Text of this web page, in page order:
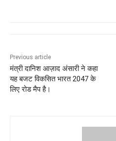
o
o
k
p
p
n
Previous article
मंत्री दानिश आज़ाद अंसारी ने कहा
यह बजट विकसित भारत 2047 के
लिए रोड मैप है।